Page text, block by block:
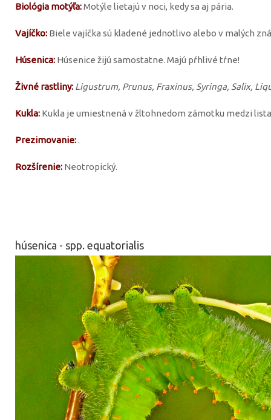
Biológia motýľa:Motýle lietajú v noci, kedy sa aj pária.
Vajíčko: Biele vajíčka sú kladené jednotlivo alebo v malých
Húsenica: Húsenice žijú samostatne. Majú pŕhlivé tŕne!
Živné rastliny: Ligustrum, Prunus, Fraxinus, Syringa, Salix,
Kukla: Kukla je umiestnená v žltohnedom zámotku medzi
Prezimovanie:.
Rozšírenie: Neotropický.
húsenica - spp. equatorialis